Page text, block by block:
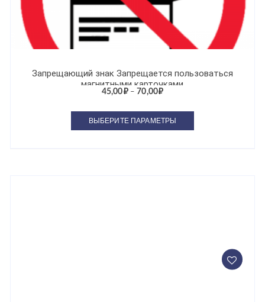
Запрещающий знак Запрещается пользоваться
магнитными карточками
45,00₽– 70,00₽
ВЫБЕРИТЕ ПАРАМЕТРЫ